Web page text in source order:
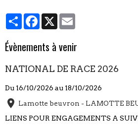
PartagerFacebook
X
Évènements à venir
NATIONAL DE RACE 2026
Du 16/10/2026 au 18/10/2026
Lamotte beuvron - LAMOTTE
LIENS POUR ENGAGEMENTS A